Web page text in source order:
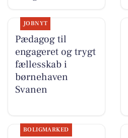
JOBNYT
Pædagog til
engageret og trygt
fællesskab i
børnehaven
Svanen
BOLIGMARKED